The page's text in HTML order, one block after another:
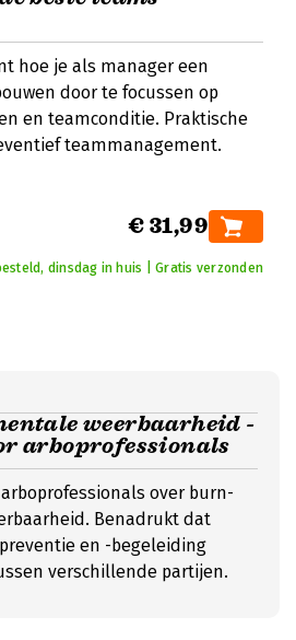
hoe je als manager een
door te focussen op
en teamconditie. Praktische
teammanagement.
€ 31,99
dinsdag in huis | Gratis verzonden
weerbaarheid -
arboprofessionals
over burn-
Benadrukt dat
en -begeleiding
verschillende partijen.